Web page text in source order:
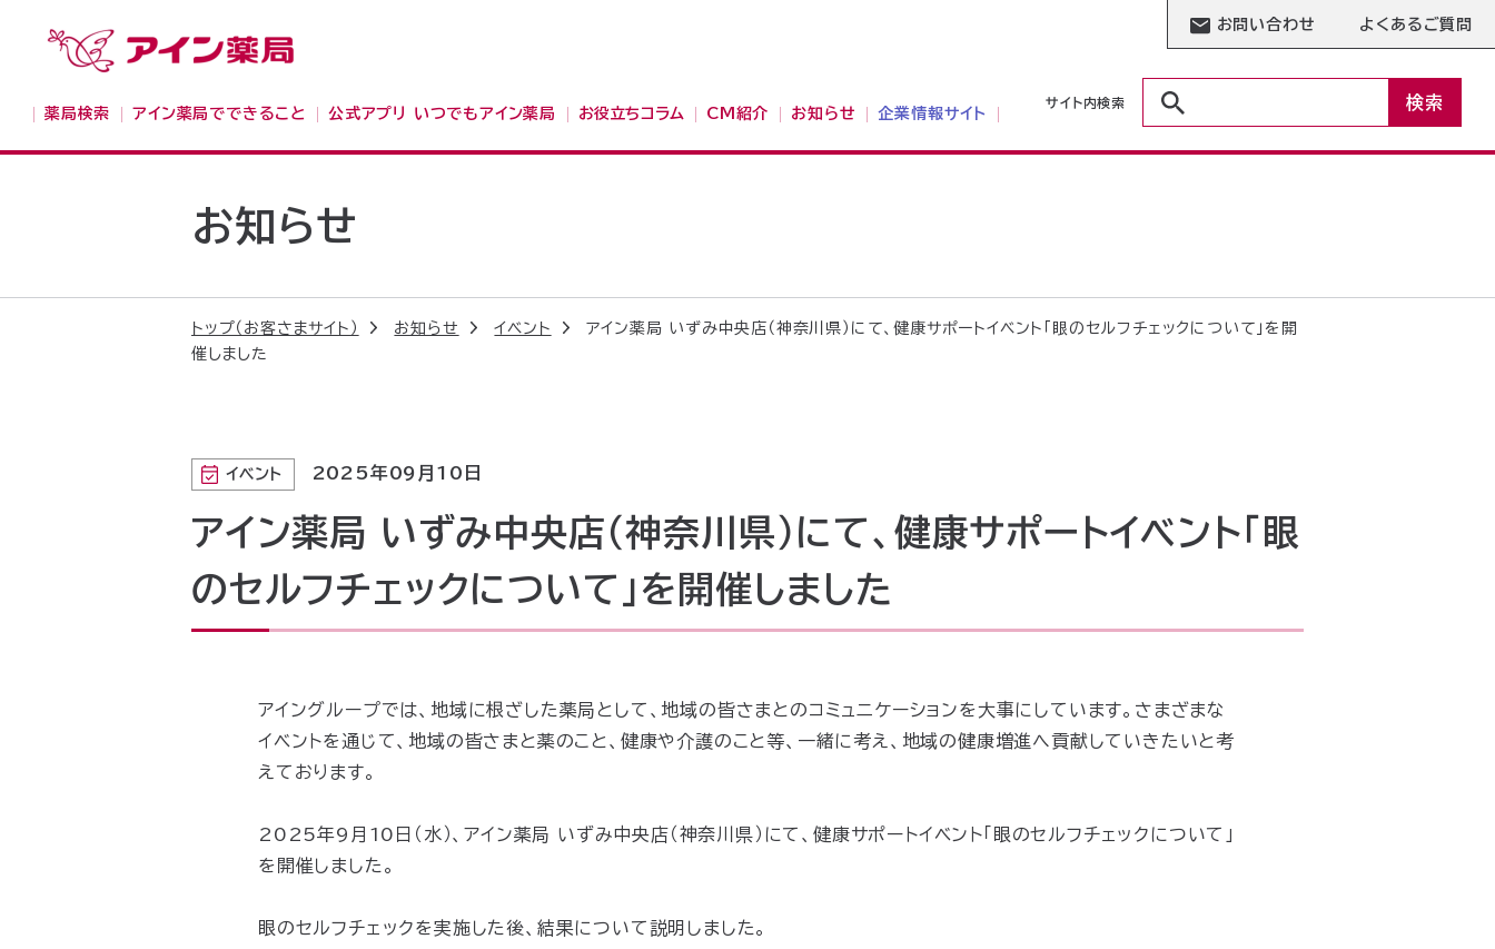
お問い合わせ よくあるご質問
薬局検索 アイン薬局でできること 公式アプリ いつでもアイン薬局 お役立ちコラム CM紹介 お知らせ 企業情報サイト
サイト内検索 検索
お知らせ
トップ（お客さまサイト） お知らせ イベント
アイン薬局 いずみ中央店（神奈川県）にて、健康サポートイベント「眼のセルフチェックについて」を開
催しました
イベント 2025年09月10日
アイン薬局 いずみ中央店（神奈川県）にて、健康サポートイベント「眼
のセルフチェックについて」を開催しました
アイングループでは、地域に根ざした薬局として、地域の皆さまとのコミュニケーションを大事にしています。さまざまな
イベントを通じて、地域の皆さまと薬のこと、健康や介護のこと等、一緒に考え、地域の健康増進へ貢献していきたいと考
えております。
2025年9月10日（水）、アイン薬局 いずみ中央店（神奈川県）にて、健康サポートイベント「眼のセルフチェックについて」
を開催しました。
眼のセルフチェックを実施した後、結果について説明しました。